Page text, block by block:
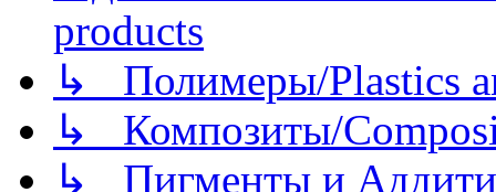
products
↳ Полимеры/Plastics
↳ Композиты/
↳ Пигменты и